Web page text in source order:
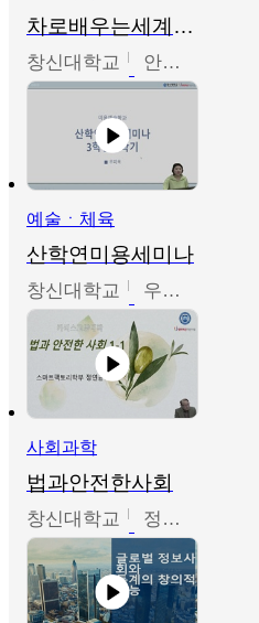
차로배우는세계문화
창신대학교 안소영
예술ㆍ체육
산학연미용세미나
창신대학교 우미옥,오윤경,박선이
사회과학
법과안전한사회
창신대학교 정연균